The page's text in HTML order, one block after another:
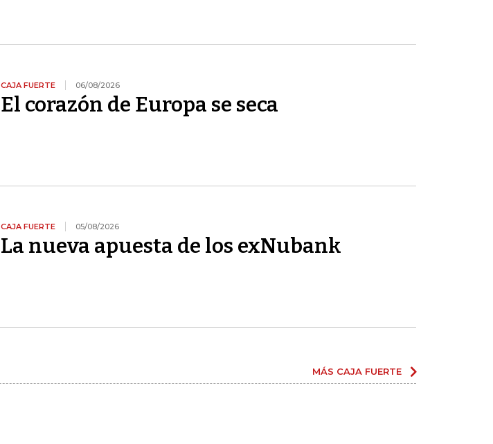
CAJA FUERTE 06/08/2026
El corazón de Europa se seca
CAJA FUERTE 05/08/2026
La nueva apuesta de los exNubank
MÁS CAJA FUERTE